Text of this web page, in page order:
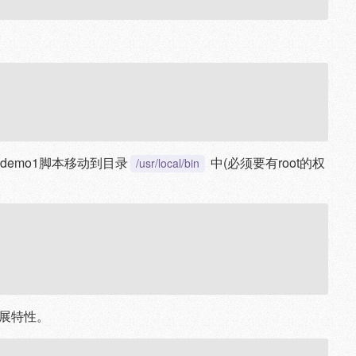
脚本移动到目录 /usr/local/bin 中(必须要有root的权
性。